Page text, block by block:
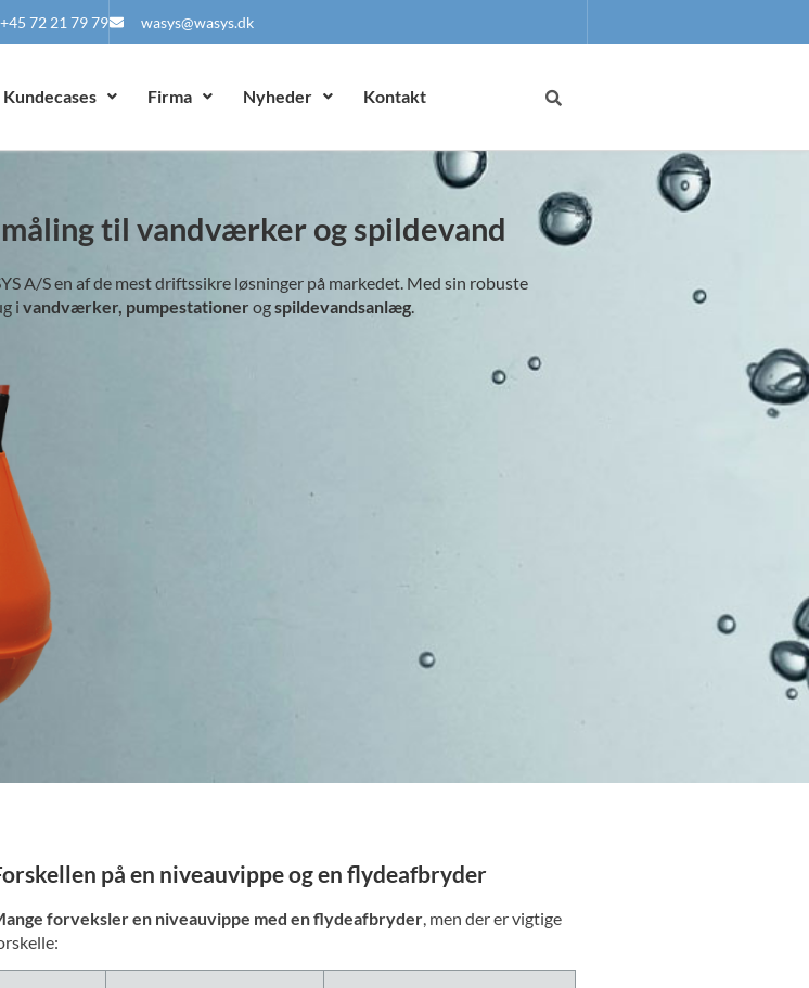
+45 72 21 79 79 wasys@wasys.dk
Kundecases Firma Nyheder Kontakt
til vandværker og spildevand
A/S en af de mest driftssikre løsninger på markedet. Med sin robuste
i vandværker, pumpestationerogspildevandsanlæg
på en niveauvippe og en flydeafbryder
forveksler en niveauvippe med en flydeafbryder , men der er vigtige